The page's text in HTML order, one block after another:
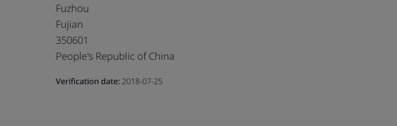
Fuzhou
Fujian
350601
People's Republic of China
Verification date: 2018-07-25